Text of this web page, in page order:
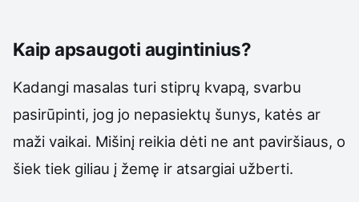
Kaip apsaugoti augintinius?
Kadangi masalas turi stiprų kvapą, svarbu
pasirūpinti, jog jo nepasiektų šunys, katės ar
maži vaikai. Mišinį reikia dėti ne ant paviršiaus, o
šiek tiek giliau į žemę ir atsargiai užberti.